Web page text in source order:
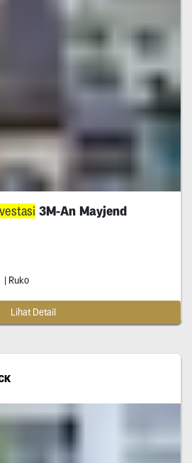
3M-An Mayjend
| Ruko
Lihat Detail